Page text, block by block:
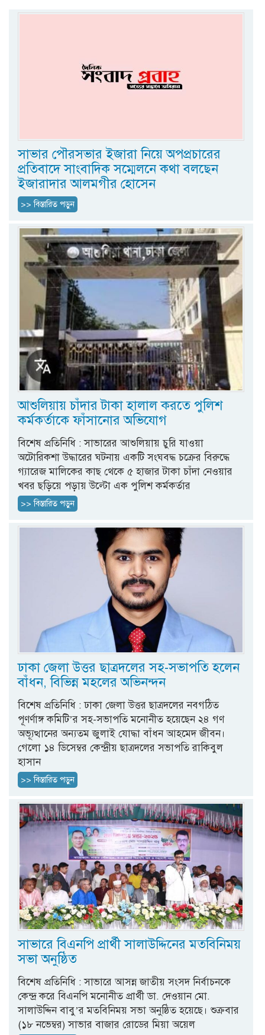
সাভার পৌরসভার ইজারা নিয়ে অপপ্রচারের
প্রতিবাদে সাংবাদিক সম্মেলনে কথা বলছেন
ইজারাদার আলমগীর হোসেন
>> বিস্তারিত পড়ুন
আশুলিয়ায় চাঁদার টাকা হালাল করতে পুলিশ
কর্মকর্তাকে ফাঁসানোর অভিযোগ
বিশেষ প্রতিনিধি : সাভারের আশুলিয়ায় চুরি যাওয়া
অটোরিকশা উদ্ধারের ঘটনায় একটি সংঘবদ্ধ চক্রের বিরুদ্ধে
গ্যারেজ মালিকের কাছ থেকে ৫ হাজার টাকা চাঁদা নেওয়ার
খবর ছড়িয়ে পড়ায় উল্টো এক পুলিশ কর্মকর্তার
>> বিস্তারিত পড়ুন
ঢাকা জেলা উত্তর ছাত্রদলের সহ-সভাপতি হলেন
বাঁধন, বিভিন্ন মহলের অভিনন্দন
বিশেষ প্রতিনিধি : ঢাকা জেলা উত্তর ছাত্রদলের নবগঠিত
পূণর্ণাঙ্গ কমিটি’র সহ-সভাপতি মনোনীত হয়েছেন ২৪ গণ
অভ্যূত্থানের অন্যতম জুলাই যোদ্ধা বাঁধন আহমেদ জীবন।
গেলো ১৪ ডিসেম্বর কেন্দ্রীয় ছাত্রদলের সভাপতি রাকিবুল
হাসান
>> বিস্তারিত পড়ুন
সাভারে বিএনপি প্রার্থী সালাউদ্দিনের মতবিনিময়
সভা অনুষ্ঠিত
বিশেষ প্রতিনিধি : সাভারে আসন্ন জাতীয় সংসদ নির্বাচনকে
কেন্দ্র করে বিএনপি মনোনীত প্রার্থী ডা. দেওয়ান মো.
সালাউদ্দিন বাবু’র মতবিনিময় সভা অনুষ্ঠিত হয়েছে। শুক্রবার
(১৮ নভেম্বর) সাভার বাজার রোডের মিয়া অয়েল